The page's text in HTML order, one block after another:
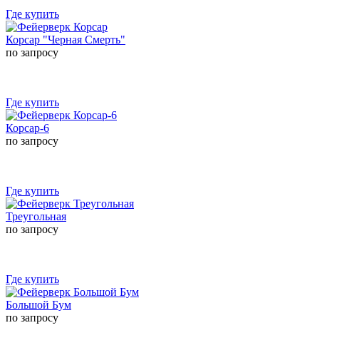
Где купить
Корсар "Черная Смерть"
по запросу
Где купить
Корсар-6
по запросу
Где купить
Треугольная
по запросу
Где купить
Большой Бум
по запросу